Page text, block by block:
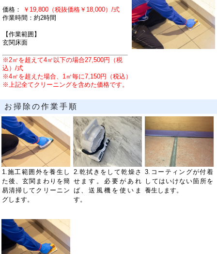
価格：
￥19,800（税抜価格￥18,000）/式
作業時間：約2時間
【作業範囲】
玄関床面
※2㎡を超えて4㎡以下の場合27,500円（税
込）/式
※4㎡を超えた場合、1㎡毎に7,150円（税込）
※上記全てクリーニングを含めた価格です。
お掃除の作業手順
1.施工範囲外を養生し
た後、玄関まわりを簡
易清掃してクリーニン
グします。
2.乾拭きをして乾燥さ
せます。必要があれ
ば、送風機を使いま
す。
3.コーティングが付着
してはいけない箇所を
養生します。